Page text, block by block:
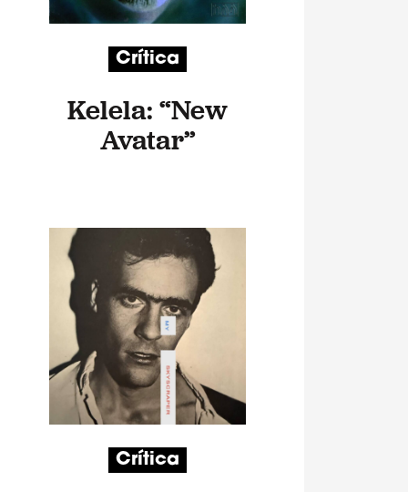
Crítica
Kelela: “New
Avatar”
Crítica